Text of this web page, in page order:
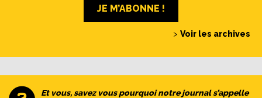
JE M’ABONNE !
> Voir les archives
Et vous, savez vous pourquoi notre journal s’appelle